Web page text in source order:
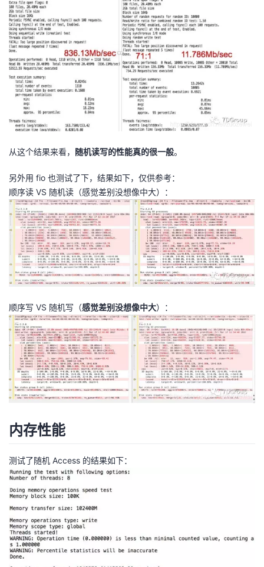
从这个结果来看， 随机读写的性能真的很一般。
另外用 fio 也测试了下，结果如下，仅供参考：
顺序读 VS 随机读（感觉差别没想像中大）：
顺序写 VS 随机写（感觉差别没想像中大）：
内存性能
测试了随机 Access 的结果如下：